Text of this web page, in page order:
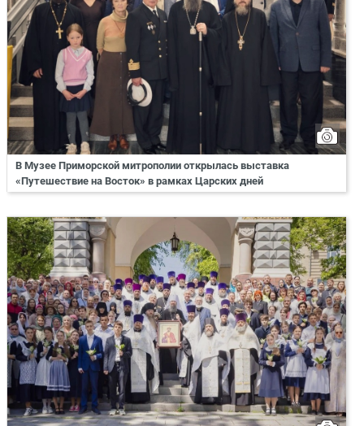
В Музее Приморской митрополии открылась выставка
«Путешествие на Восток» в рамках Царских дней